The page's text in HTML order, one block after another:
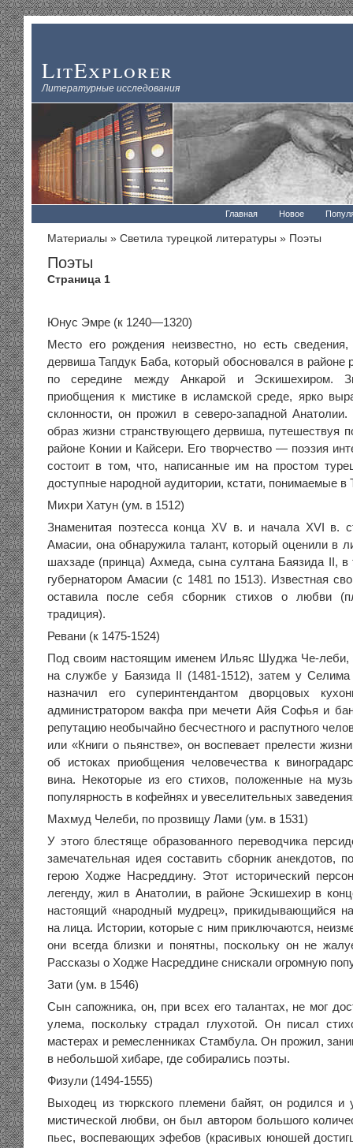
LitExplorer
Литературные исследования
Главная Новое
Материалы » Светила турецкой литературы » Поэты
Поэты
Страница 1
Юнус Эмре (к 1240—1320)
Место его рождения неизвестно, но есть
дервиша Тапдук Баба, который обосновался в районе
по середине между Анкарой и Эскишехиром.
приобщения к мистике в исламской среде, ярко
склонности, он прожил в северо-западной
образ жизни странствующего дервиша, путешествуя
районе Конии и Кайсери. Его творчество — поэзия
состоит в том, что, написанные им на простом
доступные народной аудитории, кстати, понимаемые
Михри Хатун (ум. в 1512)
Знаменитая поэтесса конца XV в. и начала XVI в.
Амасии, она обнаружила талант, который оценили в
шахзаде (принца) Ахмеда, сына султана Баязида II, в
губернатором Амасии (с 1481 по 1513). Известная
оставила после себя сборник стихов о любви
традиция).
Ревани (к 1475-1524)
Под своим настоящим именем Ильяс Шуджа Че-леби,
на службе у Баязида II (1481-1512), затем у Селима
назначил его суперинтендантом дворцовых
администратором вакфа при мечети Айя Софья и
репутацию необычайно бесчестного и распутного
или «Книги о пьянстве», он воспевает прелести
об истоках приобщения человечества к
вина. Некоторые из его стихов, положенные на
популярность в кофейнях и увеселительных
Махмуд Челеби, по прозвищу Лами (ум. в 1531)
У этого блестяще образованного переводчика
замечательная идея составить сборник анекдотов,
герою Ходже Насреддину. Этот исторический
легенду, жил в Анатолии, в районе Эскишехир в
настоящий «народный мудрец», прикидывающийся
на лица. Истории, которые с ним приключаются,
они всегда близки и понятны, поскольку он не
Рассказы о Ходже Насреддине снискали огромную
Зати (ум. в 1546)
Сын сапожника, он, при всех его талантах, не мог
улема, поскольку страдал глухотой. Он писал
мастерах и ремесленниках Стамбула. Он прожил,
в небольшой хибаре, где собирались поэты.
Физули (1494-1555)
Выходец из тюркского племени байят, он родился
мистической любви, он был автором большого
пьес, воспевающих эфебов (красивых юношей